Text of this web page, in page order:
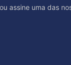
assine uma das